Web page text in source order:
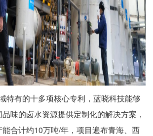
有的十多项核心专利，蓝晓科技能够
味的卤水资源提供定制化的解决方案，
合计约10万吨/年，项目遍布青海、西